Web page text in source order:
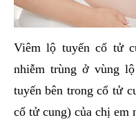
Viêm lộ tuyến cổ tử
nhiễm trùng ở vùng
tuyến bên trong cổ tử
cổ tử cung) của chị em